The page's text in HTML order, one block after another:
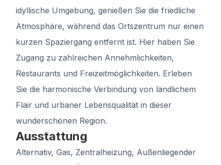
idyllische Umgebung, genießen Sie die friedliche
Atmosphäre, während das Ortszentrum nur einen
kurzen Spaziergang entfernt ist. Hier haben Sie
Zugang zu zahlreichen Annehmlichkeiten,
Restaurants und Freizeitmöglichkeiten. Erleben
Sie die harmonische Verbindung von ländlichem
Flair und urbaner Lebensqualität in dieser
wunderschönen Region.
Ausstattung
Alternativ, Gas, Zentralheizung, Außenliegender